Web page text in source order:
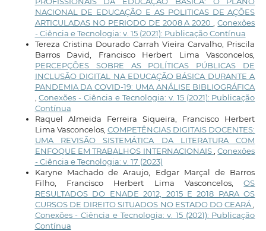
NACIONAL DE EDUCAÇÃO E AS POLITICAS DE AÇÕES
ARTICULADAS NO PERIODO DE 2008 A 2020
,Conexões
- Ciência e Tecnologia: v. 15 (2021): Publicação Contínua
Tereza Cristina Dourado Carrah Vieira Carvalho, Priscila
Barros David, Francisco Herbert Lima Vasconcelos,
PERCEPÇÕES SOBRE AS POLÍTICAS PÚBLICAS DE
INCLUSÃO DIGITAL NA EDUCAÇÃO BÁSICA DURANTE A
PANDEMIA DA COVID-19: UMA ANÁLISE BIBLIOGRÁFICA
,Conexões - Ciência e Tecnologia: v. 15 (2021): Publicação
Contínua
Raquel Almeida Ferreira Siqueira, Francisco Herbert
Lima Vasconcelos, COMPETÊNCIAS DIGITAIS DOCENTES:
UMA REVISÃO SISTEMÁTICA DA LITERATURA COM
ENFOQUE EM TRABALHOS INTERNACIONAIS ,Conexões
- Ciência e Tecnologia: v. 17 (2023)
Karyne Machado de Araujo, Edgar Marçal de Barros
Filho, Francisco Herbert Lima Vasconcelos,OS
RESULTADOS DO ENADE 2012, 2015 E 2018 PARA OS
CURSOS DE DIREITO SITUADOS NO ESTADO DO CEARÁ
Conexões - Ciência e Tecnologia: v. 15 (2021): Publicação
Contínua